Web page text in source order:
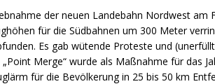
der neuen Landebahn Nordwest am
für die Südbahnen um 300 Meter
Es gab wütende Proteste und
Merge“ wurde als Maßnahme für das
für die Bevölkerung in 25 bis 50 km